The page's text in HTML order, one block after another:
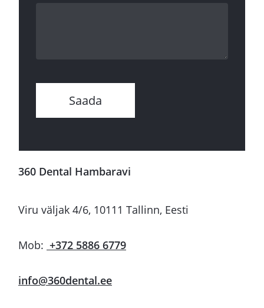
360 Dental Hambaravi
Viru väljak 4/6, 10111 Tallinn, Eesti
Mob: +372 5886 6779
info@360dental.ee